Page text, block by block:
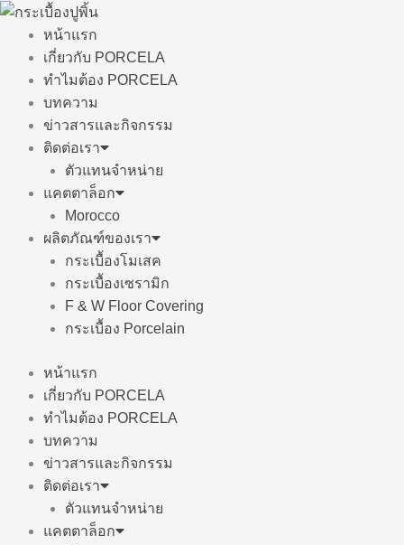
Skip
content
หน้าแรก
เกี่ยวกับ PORCELA
ทำไมต้อง PORCELA
บทความ
ข่าวสารและกิจกรรม
ติดต่อเรา
ตัวแทนจำหน่าย
แคตตาล็อก
Morocco
ผลิตภัณฑ์ของเรา
กระเบื้องโมเสค
กระเบื้องเซรามิก
F & W Floor Covering
กระเบื้อง Porcelain
หน้าแรก
เกี่ยวกับ PORCELA
ทำไมต้อง PORCELA
บทความ
ข่าวสารและกิจกรรม
ติดต่อเรา
ตัวแทนจำหน่าย
แคตตาล็อก